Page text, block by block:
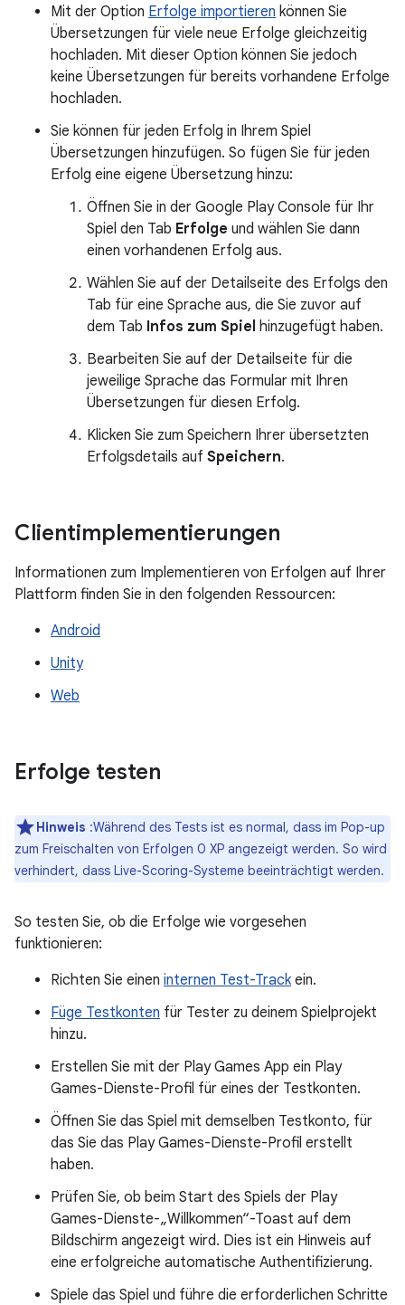
Mit der Option Erfolge importieren können Sie
Übersetzungen für viele neue Erfolge gleichzeitig
hochladen. Mit dieser Option können Sie jedoch
keine Übersetzungen für bereits vorhandene Erfolge
hochladen.
Sie können für jeden Erfolg in Ihrem Spiel
Übersetzungen hinzufügen. So fügen Sie für jeden
Erfolg eine eigene Übersetzung hinzu:
Öffnen Sie in der Google Play Console für Ihr
Spiel den Tab Erfolge und wählen Sie dann
einen vorhandenen Erfolg aus.
Wählen Sie auf der Detailseite des Erfolgs den
Tab für eine Sprache aus, die Sie zuvor auf
dem Tab Infos zum Spiel hinzugefügt haben.
Bearbeiten Sie auf der Detailseite für die
jeweilige Sprache das Formular mit Ihren
Übersetzungen für diesen Erfolg.
Klicken Sie zum Speichern Ihrer übersetzten
Erfolgsdetails auf Speichern.
Clientimplementierungen
Informationen zum Implementieren von Erfolgen auf Ihrer
Plattform finden Sie in den folgenden Ressourcen:
Android
Unity
Web
Erfolge testen
Hinweis :Während des Tests ist es normal, dass im Pop-up
zum Freischalten von Erfolgen 0 XP angezeigt werden. So wird
verhindert, dass Live-Scoring-Systeme beeinträchtigt werden.
So testen Sie, ob die Erfolge wie vorgesehen
funktionieren:
Richten Sie einen internen Test-Trackein.
Füge Testkonten für Tester zu deinem Spielprojekt
hinzu.
Erstellen Sie mit der Play Games App ein Play
Games-Dienste-Profil für eines der Testkonten.
Öffnen Sie das Spiel mit demselben Testkonto, für
das Sie das Play Games-Dienste-Profil erstellt
haben.
Prüfen Sie, ob beim Start des Spiels der Play
Games-Dienste-„Willkommen“-Toast auf dem
Bildschirm angezeigt wird. Dies ist ein Hinweis auf
eine erfolgreiche automatische Authentifizierung.
Spiele das Spiel und führe die erforderlichen Schritte